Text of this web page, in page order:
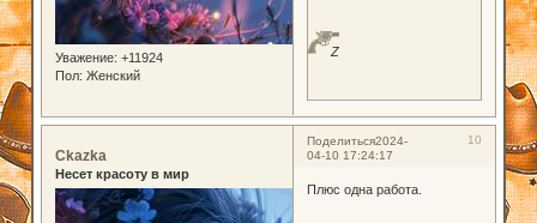
Уважение: +11924
Пол: Женский
Z
Поделиться 10
2024-
04-10 17:24:17
Ckazka
Несет красоту в мир
Плюс одна работа.